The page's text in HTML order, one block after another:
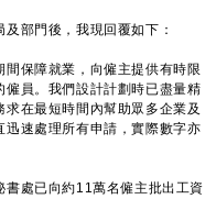
部門後，我現回覆如下：
間保障就業，向僱主提供有時限
員。我們設計計劃時已盡量精
在最短時間內幫助眾多企業及
速處理所有申請，實際數字亦
處已向約11萬名僱主批出工資